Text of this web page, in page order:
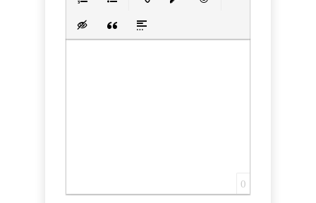
Вставка скрытого текста
Вставка цитаты
Вставка спойлера
0